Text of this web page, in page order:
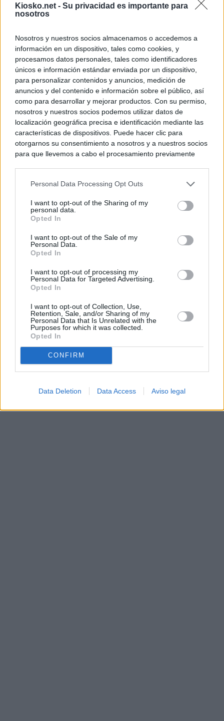
Kiosko.net - Su privacidad es importante para
nosotros
Nosotros y nuestros socios almacenamos o accedemos a
información en un dispositivo, tales como cookies, y
procesamos datos personales, tales como identificadores
únicos e información estándar enviada por un dispositivo,
para personalizar contenidos y anuncios, medición de
anuncios y del contenido e información sobre el público, así
como para desarrollar y mejorar productos. Con su permiso,
nosotros y nuestros socios podemos utilizar datos de
localización geográfica precisa e identificación mediante las
características de dispositivos. Puede hacer clic para
otorgarnos su consentimiento a nosotros y a nuestros socios
para que llevemos a cabo el procesamiento previamente
negar su consentimiento. Tenga en cuenta que algún
de su consentimiento, pero usted tiene el derecho de
rechazar tal procesamiento. Sus preferencias se aplicarán
cualquier momento entrando de nuevo en este sitio web o
visitando nuestra política de privacidad.
Personal Data Processing Opt Outs
I want to opt-out of the Sharing of my
personal data.
Opted In
I want to opt-out of the Sale of my
Personal Data.
Opted In
I want to opt-out of processing my
Personal Data for Targeted Advertising.
Opted In
I want to opt-out of Collection, Use,
Retention, Sale, and/or Sharing of my
Personal Data that Is Unrelated with the
Purposes for which it was collected.
Opted In
CONFIRM
Data Deletion Data Access Aviso legal